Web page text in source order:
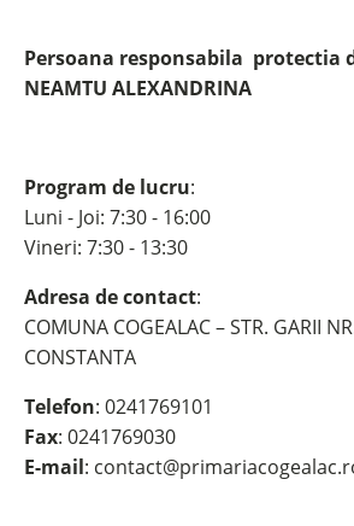
Persoana responsabila protectia
NEAMTU ALEXANDRINA
Program de lucru:
Luni - Joi: 7:30 - 16:00
Vineri: 7:30 - 13:30
Adresa de contact:
COMUNA COGEALAC – STR. GARII
CONSTANTA
Telefon: 0241769101
Fax: 0241769030
E-mail: